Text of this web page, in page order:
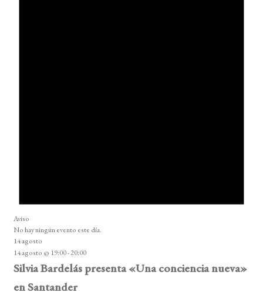
Aviso
No hay ningún evento este día.
14 agosto
14 agosto @ 19:00-20:00
Silvia Bardelás presenta «Una conciencia nueva»
en Santander